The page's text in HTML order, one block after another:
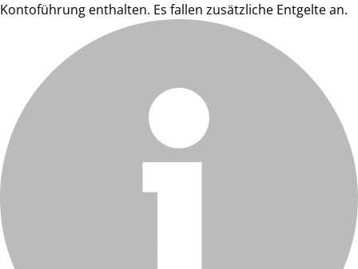
Kontoführung enthalten. Es fallen zusätzliche Entgelte an.